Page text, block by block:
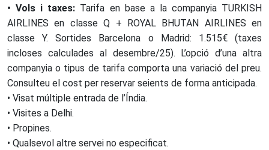
• Vols i taxes: Tarifa en base a la companyia TURKISH
AIRLINES en classe Q + ROYAL BHUTAN AIRLINES en
classe Y. Sortides Barcelona o Madrid: 1.515€ (taxes
incloses calculades al desembre/25). L’opció d’una altra
companyia o tipus de tarifa comporta una variació del preu.
Consulteu el cost per reservar seients de forma anticipada.
• Visat múltiple entrada de l’Índia.
• Visites a Delhi.
• Propines.
• Qualsevol altre servei no especificat.